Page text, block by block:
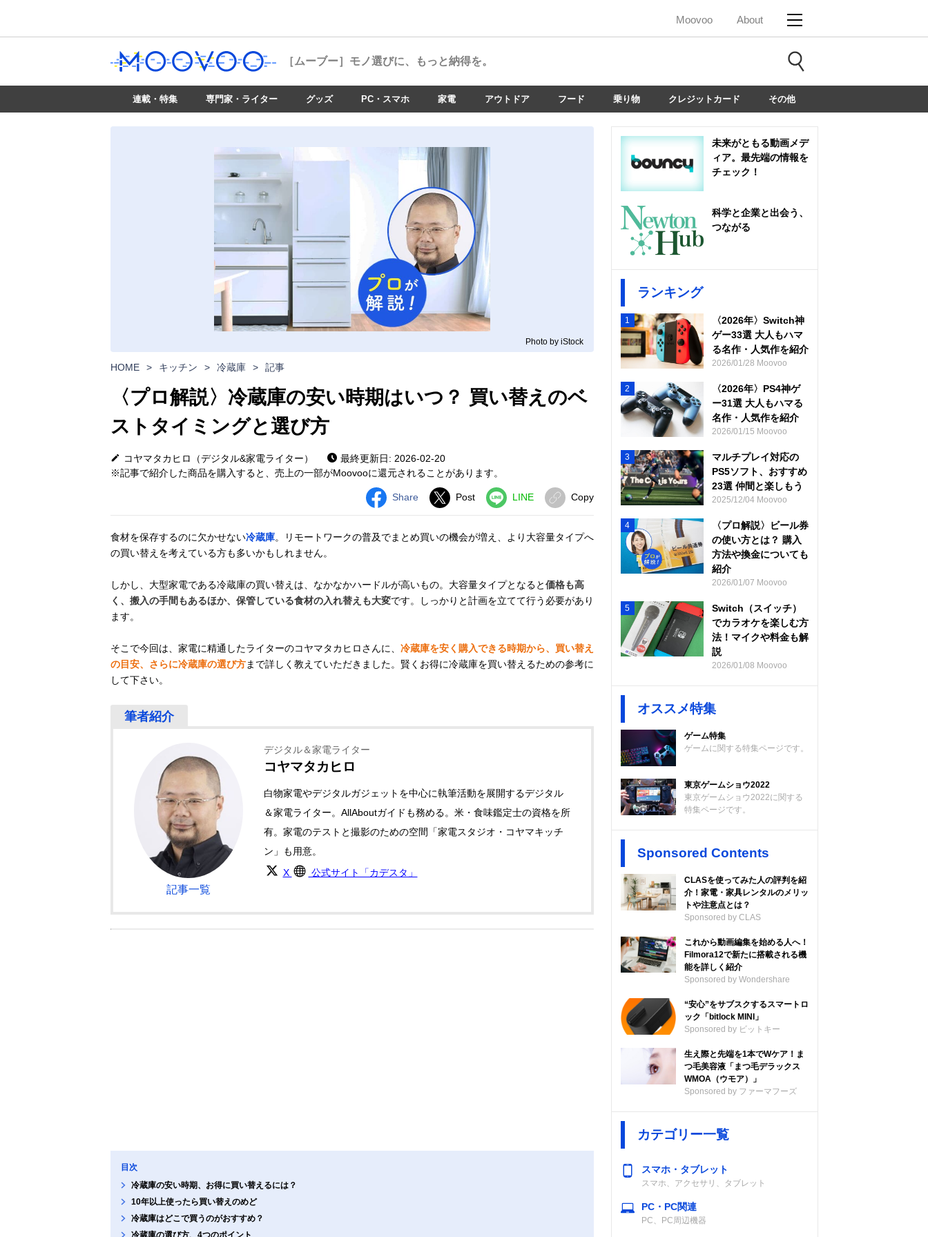
Moovoo About
［ムーブー］ モノ選びに、もっと納得を。
連載・特集 専門家・ライター グッズ PC・スマホ 家電 アウトドア フード 乗り物 クレジットカード その他
Photo by iStock
HOME > キッチン > 冷蔵庫 > 記事
〈プロ解説〉冷蔵庫の安い時期はいつ？ 買い替えのベ
ストタイミングと選び方
コヤマタカヒロ（デジタル&家電ライター）
最終更新日: 2026-02-20
※記事で紹介した商品を購入すると、売上の一部がMoovooに還元されることがあります。
Share Post LINE Copy
食材を保存するのに欠かせない冷蔵庫。リモートワークの普及でまとめ買いの機会が増え、より大容量タイプへ
の買い替えを考えている方も多いかもしれません。
しかし、大型家電である冷蔵庫の買い替えは、なかなかハードルが高いもの。大容量タイプとなると価格も高
く、搬入の手間もあるほか、保管している食材の入れ替えも大変です。しっかりと計画を立てて行う必要があり
ます。
そこで今回は、家電に精通したライターのコヤマタカヒロさんに、 冷蔵庫を安く購入できる時期から、買い替え
の目安、さらに冷蔵庫の選び方まで詳しく教えていただきました。賢くお得に冷蔵庫を買い替えるための参考に
して下さい。
記事一覧
デジタル＆家電ライター
コヤマタカヒロ
白物家電やデジタルガジェットを中心に執筆活動を展開するデジタル
＆家電ライター。AllAboutガイドも務める。米・食味鑑定士の資格を所
有。家電のテストと撮影のための空間「家電スタジオ・コヤマキッチ
ン」も用意。
X
公式サイト「カデスタ」
目次
冷蔵庫の安い時期、お得に買い替えるには？
10年以上使ったら買い替えのめど
冷蔵庫はどこで買うのがおすすめ？
未来がともる動画メデ
ィア。最先端の情報を
チェック！
科学と企業と出会う、
つながる
ランキング
1
〈2026年〉Switch神
ゲー33選 大人もハマ
る名作・人気作を紹介
2026/01/28 Moovoo
2
〈2026年〉PS4神ゲ
ー31選 大人もハマる
名作・人気作を紹介
2026/01/15 Moovoo
3
マルチプレイ対応の
PS5ソフト、おすすめ
23選 仲間と楽しもう
2025/12/04 Moovoo
4
〈プロ解説〉ビール券
の使い方とは？ 購入
方法や換金についても
紹介
2026/01/07 Moovoo
5
Switch（スイッチ）
でカラオケを楽しむ方
法！マイクや料金も解
説
2026/01/08 Moovoo
オススメ特集
ゲーム特集
ゲームに関する特集ページです。
東京ゲームショウ2022
東京ゲームショウ2022に関する
特集ページです。
Sponsored Contents
CLASを使ってみた人の評判を紹
介！家電・家具レンタルのメリッ
トや注意点とは？
Sponsored by CLAS
これから動画編集を始める人へ！
Filmora12で新たに搭載される機
能を詳しく紹介
Sponsored by Wondershare
“安心”をサブスクするスマートロ
ック「bitlock MINI」
Sponsored by ビットキー
生え際と先端を1本でWケア！ま
つ毛美容液「まつ毛デラックス
WMOA（ウモア）」
Sponsored by ファーマフーズ
カテゴリー一覧
スマホ・タブレット
スマホ、アクセサリ、タブレット
PC・PC関連
PC、PC周辺機器